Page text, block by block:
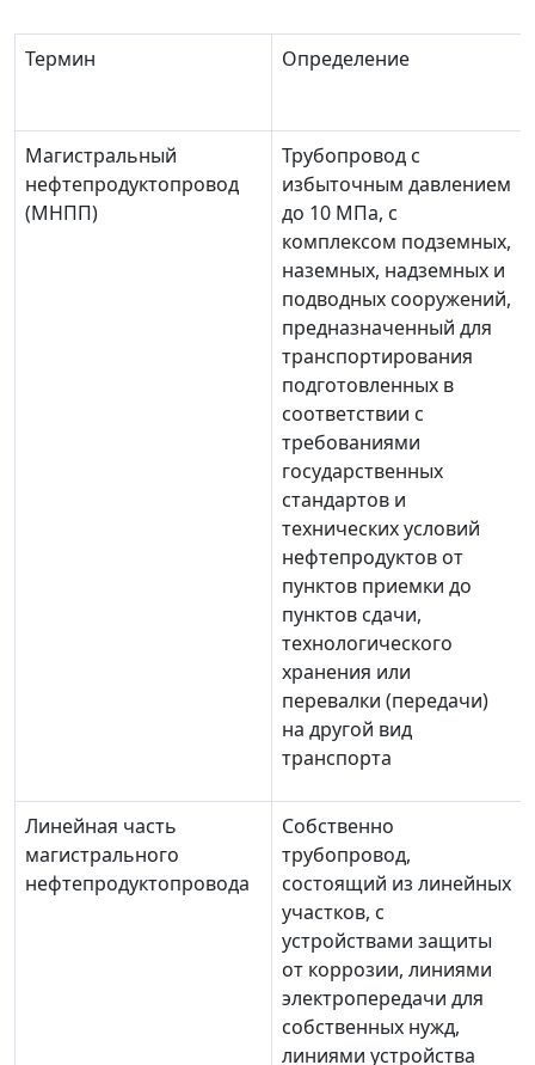
Термин Определение
Магистральный
нефтепродуктопровод
(МНПП)
Трубопровод с
избыточным давлением
до 10 МПа, с
комплексом подземных,
наземных, надземных и
подводных сооружений,
предназначенный для
транспортирования
подготовленных в
соответствии с
требованиями
государственных
стандартов и
технических условий
нефтепродуктов от
пунктов приемки до
пунктов сдачи,
технологического
хранения или
перевалки (передачи)
на другой вид
транспорта
Линейная часть
магистрального
нефтепродуктопровода
Собственно
трубопровод,
состоящий из линейных
участков, с
устройствами защиты
от коррозии, линиями
электропередачи для
собственных нужд,
линиями устройства